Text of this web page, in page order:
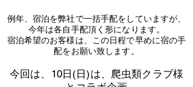
例年、宿泊を弊社で一括手配をしていますが、
今年は各自手配頂く形になります。
​宿泊希望のお客様は、この日程で早めに宿の手
配をお願い致します。
​今回は、10日(日)は、爬虫類クラブ様